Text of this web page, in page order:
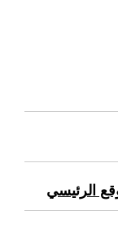
الرئيسي